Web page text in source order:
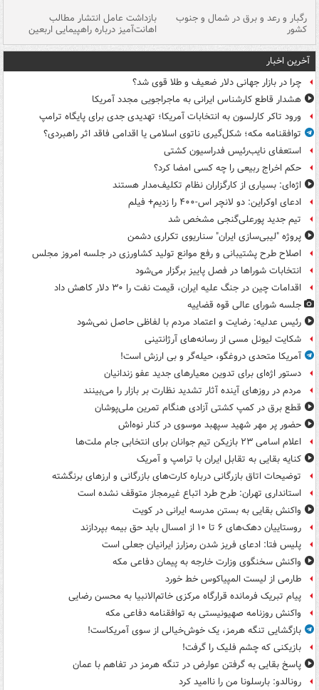
رگبار و رعد و برق در شمال و جنوب
کشور
بازداشت عامل انتشار مطالب
اهانت‌آمیز درباره راهپیمایی اربعین
آخرین اخبار
چرا در بازار جهانی دلار ضعیف و طلا قوی شد؟
هشدار قاطع کارشناس ایرانی به ماجراجویی مجدد آمریکا
ورود تاکر کارلسون به انتخابات آمریکا؛ تهدیدی جدی برای پایگاه ترامپ
توافقنامه مکه؛ شکل‌گیری ناتوی اسلامی یا اقدامی فاقد اثر راهبردی؟
استعفای نایب‌رئیس فدراسیون کشتی
حکم اخراج ربیعی را چه کسی امضا کرد؟
اژه‌ای: بسیاری از کارگزاران نظام تکلیف‌مدار هستند
ادعای اوکراین: دو لانچر اس-۴۰۰ را زدیم+ فیلم
تیم جدید پورعلی‌گنجی مشخص شد
پروژه "لیبی‌سازی ایران" سناریوی تکراری دشمن
اصلاح طرح پشتیبانی و رفع موانع تولید کشاورزی در جلسه امروز مجلس
انتخابات شوراها در فصل پاییز برگزار می‌شود
اقدامات چین در جنگ علیه ایران، قیمت نفت را ۳۰ دلار کاهش داد
جلسه شورای عالی قوه قضاییه
رئیس عدلیه: رضایت و اعتماد مردم با لفاظی حاصل نمی‌شود
شکایت لیونل مسی از رسانه‌های آرژانتینی
آمریکا متحدی دروغگو، حیله‌گر و بی ارزش است!
دستور اژه‌ای برای تدوین معیارهای جدید عفو زندانیان
مردم در روزهای آینده آثار تشدید نظارت بر بازار را می‌بینند
قطع برق در کمپ کشتی آزادی هنگام تمرین ملی‌پوشان
حضور پر مهر شهید سپهبد موسوی در کنار نوه‌اش
اعلام اسامی ۲۳ بازیکن تیم جوانان برای انتخابی جام ملت‌ها
کنایه بقایی به تقابل ایران با ترامپ و آمریک
توضیحات اتاق بازرگانی درباره کارت‌های بازرگانی و ارزهای برنگشته
استانداری تهران: طرح طرد اتباع غیرمجاز متوقف نشده است
واکنش بقایی به بستن مدرسه ایرانی در کویت
روستاییان دهک‌های ۶ تا ۱۰ از امسال باید حق بیمه بپردازند
پلیس فتا: ادعای فریز شدن رمزارز ایرانیان جعلی است
واکنش سخنگوی وزارت خارجه به پیمان دفاعی مکه
طارمی از لیست المپیاکوس خط خورد
پیام تبریک فرمانده قرارگاه مرکزی خاتم‌الانبیا به محسن رضایی
واکنش روزنامه صهیونیستی به توافقنامه دفاعی مکه
بازگشایی تنگه هرمز، یک خوش‌خیالی از سوی آمریکاست!
بازیکنی که چشم فلیک را گرفت!
پاسخ بقایی به گرفتن عوارض در تنگه هرمز در تفاهم با عمان
رونالدو: بارسلونا من را ناامید کرد